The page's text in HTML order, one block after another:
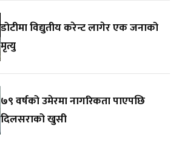
डोटीमा विद्युतीय करेन्ट लागेर एक जनाको
मृत्यु
७९ वर्षको उमेरमा नागरिकता पाएपछि
दिलसराको खुसी